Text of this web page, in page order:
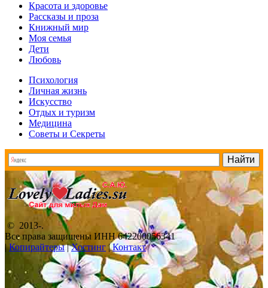
Красота и здоровье
Рассказы и проза
Книжный мир
Моя семья
Дети
Любовь
Психология
Личная жизнь
Искусство
Отдых и туризм
Медицина
Советы и Секреты
© 2013-.
Все права защищены ИНН 642200056341
|Копирайтеры|Хостинг|Контакт